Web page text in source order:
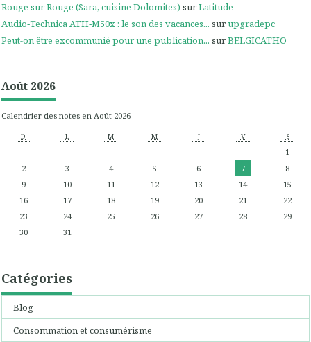
Rouge sur Rouge (Sara, cuisine Dolomites) surLatitude
Audio‑Technica ATH‑M50x : le son des vacances... surupgradepc
Peut-on être excommunié pour une publication... surBELGICATHO
Août 2026
Calendrier des notes en Août 2026
D L M M J V S
1
2
3 4 5 6 7
8
9
10 11 12 13 14
15
16
17 18 19 20 21
22
23
24 25 26 27 28
29
30
31
Catégories
Blog
Consommation et consumérisme